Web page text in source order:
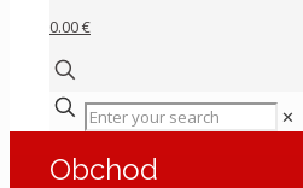
0.00 €
✕
Obchod